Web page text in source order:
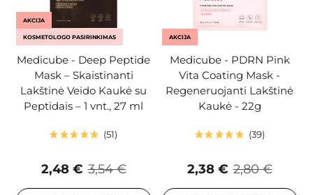
AKCIJA
KOSMETOLOGO PASIRINKIMAS
Medicube - Deep Peptide
Mask – Skaistinanti
Lakštinė Veido Kaukė su
Peptidais – 1 vnt., 27 ml
51
3,54 €
2,48 €
AKCIJA
Medicube - PDRN Pink
Vita Coating Mask -
Regeneruojanti Lakštinė
Kaukė - 22g
39
2,80 €
2,38 €